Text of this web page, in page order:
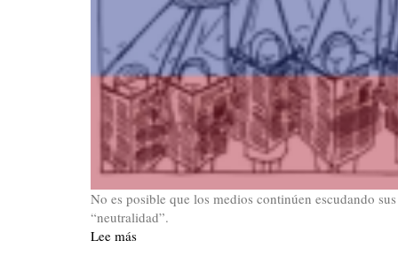
No es posible que los medios continúen escudando
“neutralidad”.
Lee más